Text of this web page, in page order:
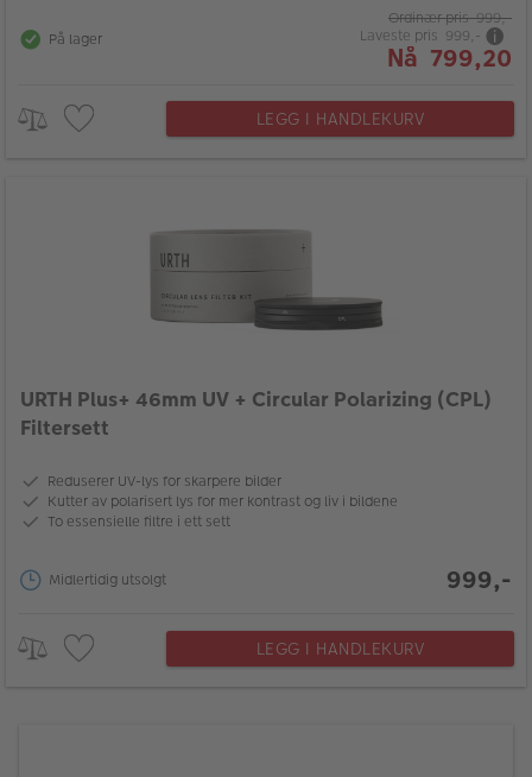
På lager
Ordinær pris 999,-
Laveste pris 999,-
Nå 799,20
LEGG I HANDLEKURV
URTH Plus+ 46mm UV + Circular Polarizing (CPL)
Filtersett
Reduserer UV-lys for skarpere bilder
Kutter av polarisert lys for mer kontrast og liv i bildene
To essensielle filtre i ett sett
Midlertidig utsolgt 999,-
LEGG I HANDLEKURV